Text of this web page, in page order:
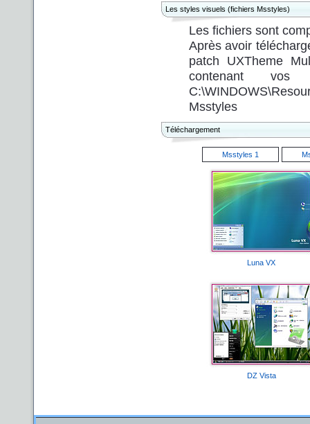
Les styles visuels (fichiers Msstyles)
Les fichiers sont
Après avoir
patch UXTheme
contenant
Msstyles
Téléchargement
Msstyles 1
Luna VX
DZ Vista